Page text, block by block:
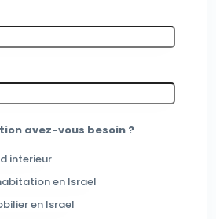
avez-vous besoin ?
interieur
en Israel
en Israel